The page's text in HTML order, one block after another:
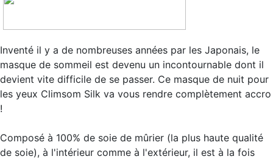
Inventé il y a de nombreuses années par les Japonais, le
masque de sommeil est devenu un incontournable dont il
devient vite difficile de se passer. Ce masque de nuit pour
les yeux Climsom Silk va vous rendre complètement accro
!
Composé à 100% de soie de mûrier (la plus haute qualité
de soie), à l'intérieur comme à l'extérieur, il est à la fois